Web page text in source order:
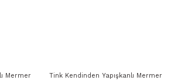
Mermer
Tink Kendinden Yapışkanlı Mermer